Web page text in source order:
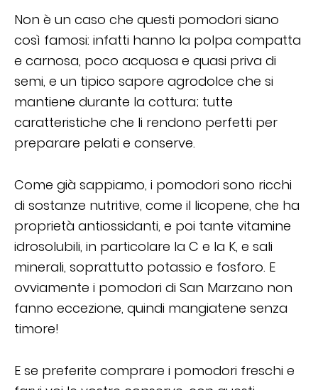
Non è un caso che questi pomodori siano
così famosi: infatti hanno la polpa compatta
e carnosa, poco acquosa e quasi priva di
semi, e un tipico sapore agrodolce che si
mantiene durante la cottura; tutte
caratteristiche che li rendono perfetti per
preparare pelati e conserve.
Come già sappiamo, i pomodori sono ricchi
di sostanze nutritive, come il licopene, che ha
proprietà antiossidanti, e poi tante vitamine
idrosolubili, in particolare la C e la K, e sali
minerali, soprattutto potassio e fosforo. E
ovviamente i pomodori di San Marzano non
fanno eccezione, quindi mangiatene senza
timore!
E se preferite comprare i pomodori freschi e